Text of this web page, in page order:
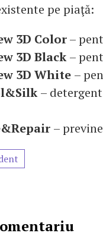
pe piaţă:
3D Color–
3D Black–
3D White –
–
–